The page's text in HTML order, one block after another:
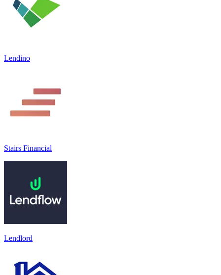
Lendino
Stairs Financial
Lendlord